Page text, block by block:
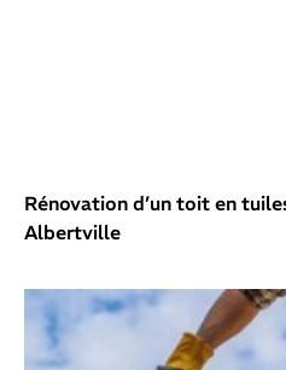
Rénovation d’un toit en
Albertville